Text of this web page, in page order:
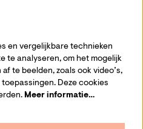
ons
en vergelijkbare technieken
te analyseren, om het mogelijk
te beelden, zoals ook video’s,
Deze cookies
Meer informatie…